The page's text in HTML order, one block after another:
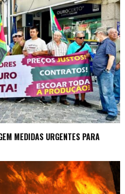
MEDIDAS URGENTES PARA